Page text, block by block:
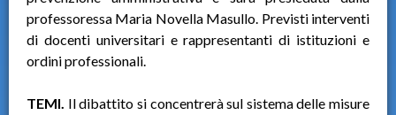
professoressa Maria Novella Masullo. Previsti interventi
di docenti universitari e rappresentanti di istituzioni e
ordini professionali.
TEMI. Il dibattito si concentrerà sul sistema delle misure